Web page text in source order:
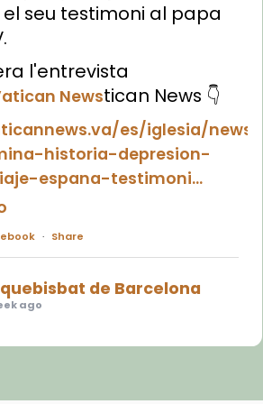
seu testimoni al papa
l'entrevista
Newstican News 👇
es/iglesia/news/
historia-depresion-
espana-testimoni...
· Share
de Barcelona
ago